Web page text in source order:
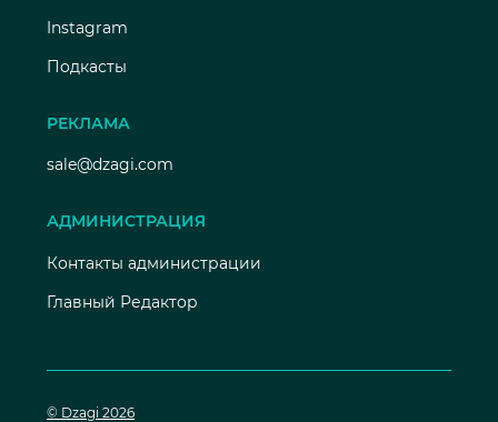
Instagram
Подкасты
РЕКЛАМА
sale@dzagi.com
АДМИНИСТРАЦИЯ
Контакты администрации
Главный Редактор
© Dzagi 2026